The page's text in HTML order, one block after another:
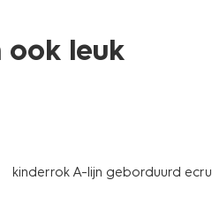
ook leuk
kinderrok A-lijn geborduurd ecru